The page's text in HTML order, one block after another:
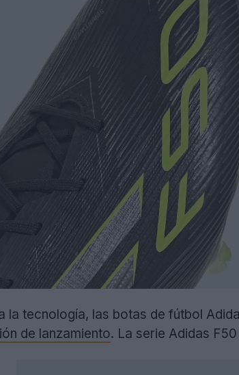
la tecnología, las botas de fútbol
de lanzamiento. La serie Adidas